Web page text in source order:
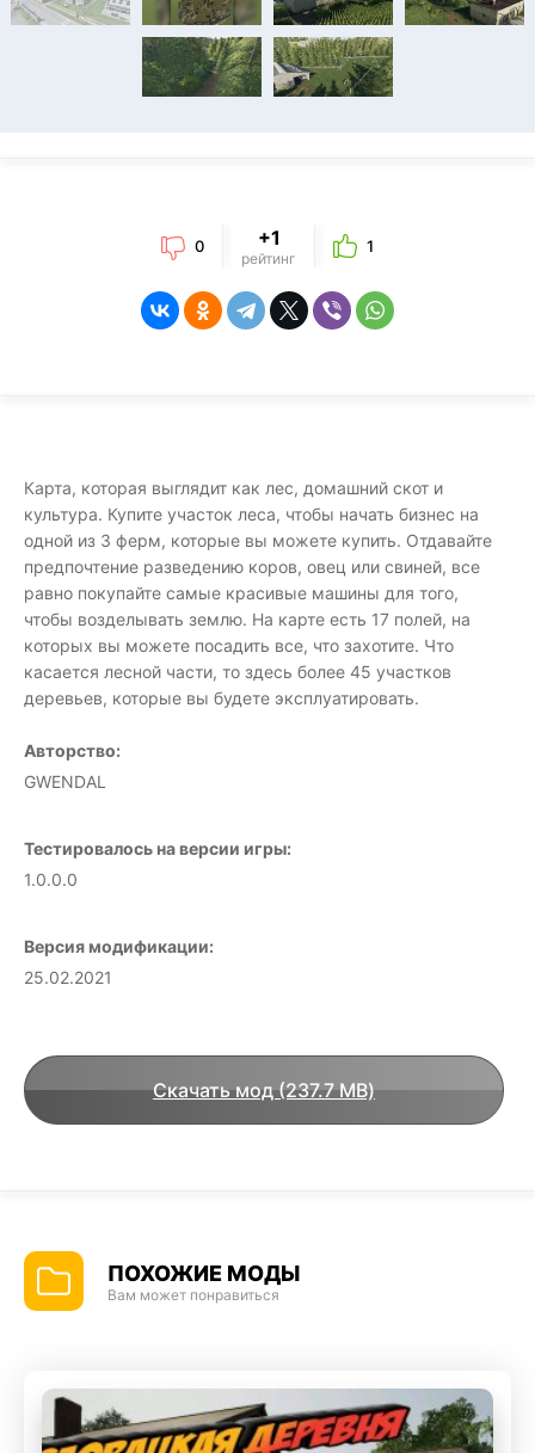
0 +1
рейтинг
1
Карта, которая выглядит как лес, домашний скот и
культура. Купите участок леса, чтобы начать бизнес на
одной из 3 ферм, которые вы можете купить. Отдавайте
предпочтение разведению коров, овец или свиней, все
равно покупайте самые красивые машины для того,
чтобы возделывать землю. На карте есть 17 полей, на
которых вы можете посадить все, что захотите. Что
касается лесной части, то здесь более 45 участков
деревьев, которые вы будете эксплуатировать.
Авторство:
GWENDAL
Тестировалось на версии игры:
1.0.0.0
Версия модификации:
25.02.2021
Скачать мод (237.7 MB)
ПОХОЖИЕ МОДЫ
Вам может понравиться